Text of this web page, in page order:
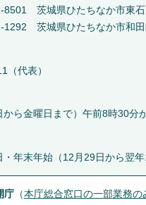
茨城県ひたちなか市東石
茨城県ひたちなか市和田
（代表）
から金曜日まで）午前8時30分
・年末年始（12月29日から翌年
庁（本庁総合窓口の一部業務の